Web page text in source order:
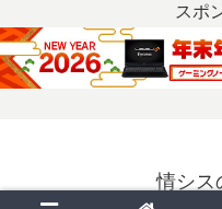
スポ
情シス